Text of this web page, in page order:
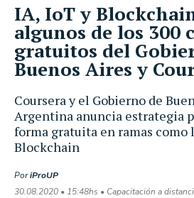
Coursera y el Gobierno de
Argentina anuncia estrategia
forma gratuita en ramas como
Blockchain
PoriProUP
30.08.2020 • 15:48hs • Capacitación a
IA, IoT y
algunos de los 300
gratuitos del
Buenos Aires y